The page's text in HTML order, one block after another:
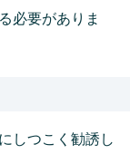
必要がありま
しつこく勧誘し